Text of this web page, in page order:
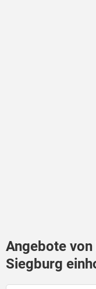
Angebote
Siegburg